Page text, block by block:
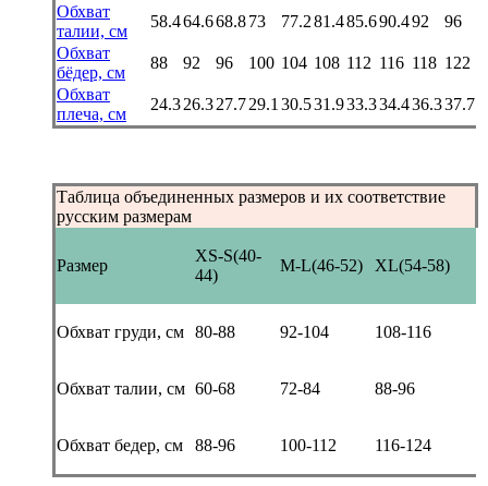
Обхват
талии, см
58.464.668.873 77.281.485.690.492
96
Обхват
бёдер, см
88 92 96 100 104 108 112 116 118 122
Обхват
плеча, см
24.326.327.729.1 30.531.933.334.436.337.7
Таблица объединенных размеров и их соответствие
русским размерам
Размер
XS-S(40-
44)
M-L(46-52) XL(54-58)
Обхват груди, см 80-88 92-104 108-116
Обхват талии, см 60-68 72-84 88-96
Обхват бедер, см 88-96 100-112 116-124